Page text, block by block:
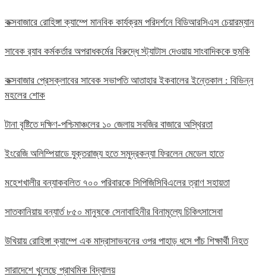
কক্সবাজারে রোহিঙ্গা ক্যাম্পে মানবিক কার্যক্রম পরিদর্শনে বিডিআরসিএস চেয়ারম্যান
সাবেক র‍্যাব কর্মকর্তার অপরাধকর্মের বিরুদ্ধে স্ট্যাটাস দেওয়ায় সাংবাদিককে হুমকি
কক্সবাজার প্রেসক্লাবের সাবেক সভাপতি আতাহার ইকবালের ইন্তেকাল : বিভিন্ন
মহলের শোক
টানা বৃষ্টিতে দক্ষিণ-পশ্চিমাঞ্চলের ১০ জেলায় সবজির বাজারে অস্থিরতা
ইংরেজি অলিম্পিয়াডে যুক্তরাজ্য হতে সমুদ্রকন্যা ফিরলেন মেডেল হাতে
মহেশখালীর বন্যাকবলিত ৭০০ পরিবারকে সিপিজিসিবিএলের ত্রাণ সহায়তা
সাতকানিয়ায় বন্যার্ত ৮৫০ মানুষকে সেনাবাহিনীর বিনামূল্যে চিকিৎসাসেবা
উখিয়ায় রোহিঙ্গা ক্যাম্পে এক মাদ্রাসাভবনের ওপর পাহাড় ধসে পাঁচ শিক্ষার্থী নিহত
সারাদেশে খুলেছে প্রাথমিক বিদ্যালয়